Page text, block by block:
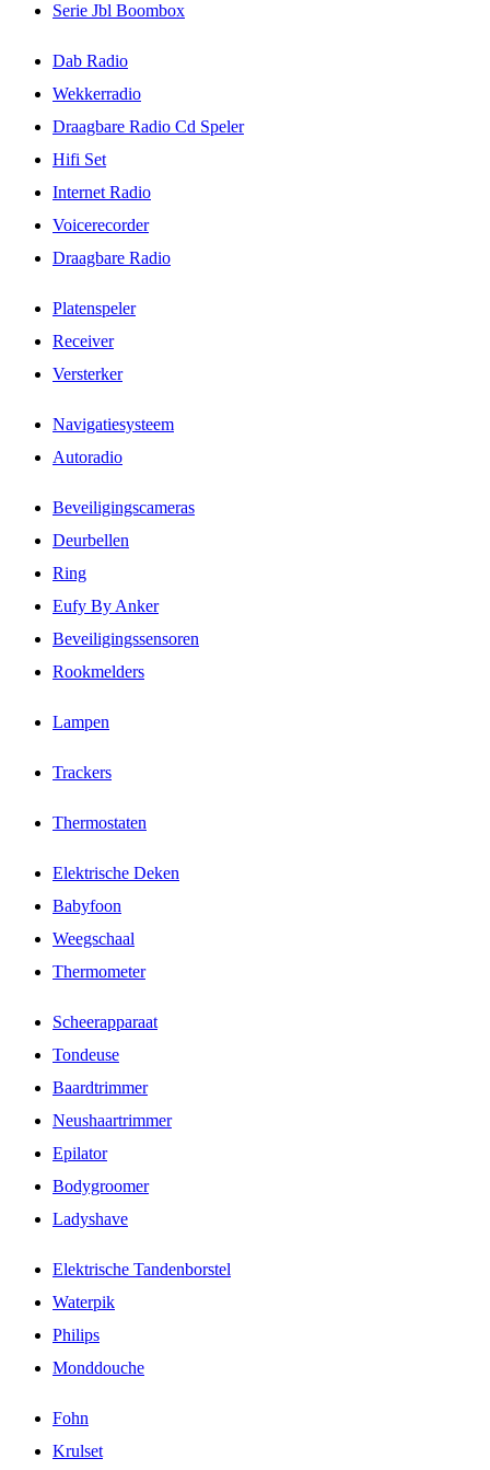
Serie Jbl Boombox
Dab Radio
Wekkerradio
Draagbare Radio Cd Speler
Hifi Set
Internet Radio
Voicerecorder
Draagbare Radio
Platenspeler
Receiver
Versterker
Navigatiesysteem
Autoradio
Beveiligingscameras
Deurbellen
Ring
Eufy By Anker
Beveiligingssensoren
Rookmelders
Lampen
Trackers
Thermostaten
Elektrische Deken
Babyfoon
Weegschaal
Thermometer
Scheerapparaat
Tondeuse
Baardtrimmer
Neushaartrimmer
Epilator
Bodygroomer
Ladyshave
Elektrische Tandenborstel
Waterpik
Philips
Monddouche
Fohn
Krulset